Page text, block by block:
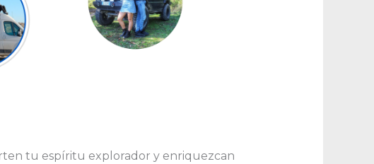
tu espíritu explorador y enriquezcan